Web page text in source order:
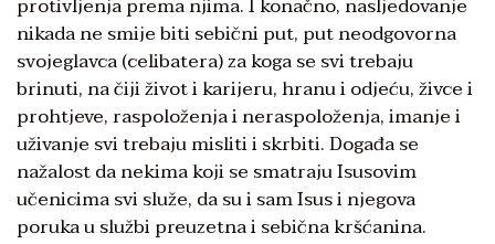
nikada ne smije biti sebični put, put neodgovorna
svojeglavca (celibatera) za koga se svi trebaju
brinuti, na čiji život i karijeru, hranu i odjeću, živce i
prohtjeve, raspoloženja i neraspoloženja, imanje i
uživanje svi trebaju misliti i skrbiti. Događa se
nažalost da nekima koji se smatraju Isusovim
učenicima svi služe, da su i sam Isus i njegova
poruka u službi preuzetna i sebična kršćanina.